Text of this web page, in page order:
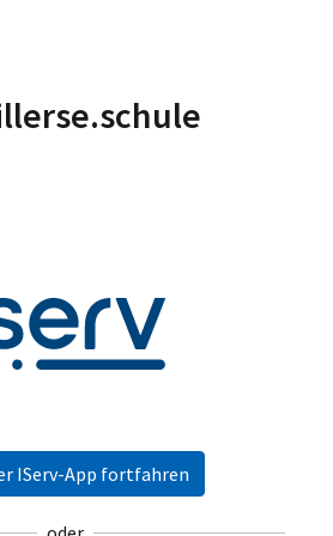
IServ-App fortfahren